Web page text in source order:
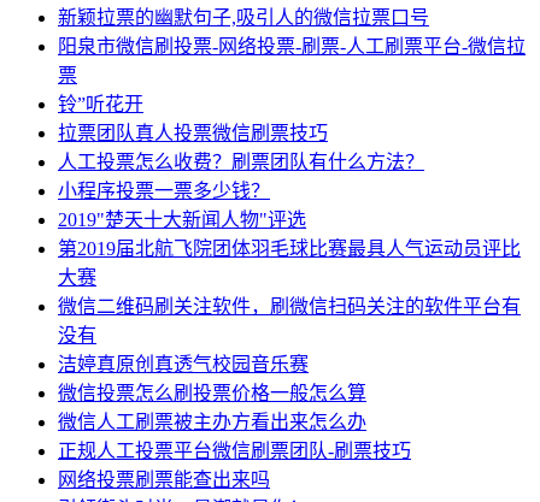
新颖拉票的幽默句子,吸引人的微信拉票口号
阳泉市微信刷投票-网络投票-刷票-人工刷票平台-微信拉
票
铃”听花开
拉票团队真人投票微信刷票技巧
人工投票怎么收费？刷票团队有什么方法？
小程序投票一票多少钱？
2019"楚天十大新闻人物"评选
第2019届北航飞院团体羽毛球比赛最具人气运动员评比
大赛
微信二维码刷关注软件，刷微信扫码关注的软件平台有
没有
洁婷真原创真透气校园音乐赛
微信投票怎么刷投票价格一般怎么算
微信人工刷票被主办方看出来怎么办
正规人工投票平台微信刷票团队-刷票技巧
网络投票刷票能查出来吗